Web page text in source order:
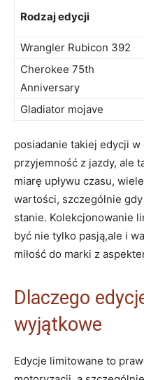
Rodzaj edycji
Wrangler Rubicon 392
Cherokee 75th
Anniversary
Gladiator mojave
posiadanie takiej edycji
przyjemność z jazdy, ale
miarę upływu czasu,
wartości, szczególnie
stanie. Kolekcjonowanie
być nie tylko pasją,ale i
miłość do marki z
Dlaczego
wyjątkowe
Edycje limitowane to